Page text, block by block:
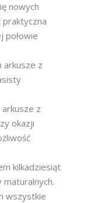
nowych
praktyczna
połowie
arkusze z
z
okazji
kilkadziesiąt
maturalnych.
wszystkie